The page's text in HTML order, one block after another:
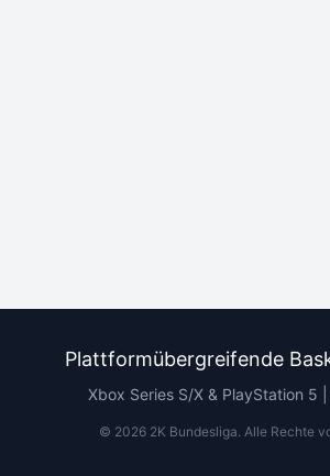
Plattformübergreifende
Xbox Series S/X & PlayStation 5
© 20262K Bundesliga. Alle Rechte